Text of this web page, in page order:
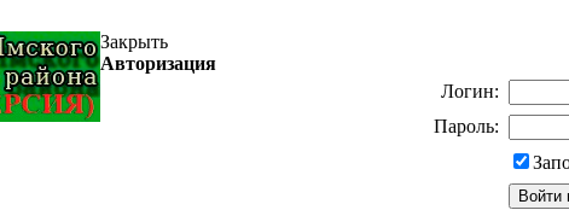
Закрыть
Авторизация
Логин:
Пароль: